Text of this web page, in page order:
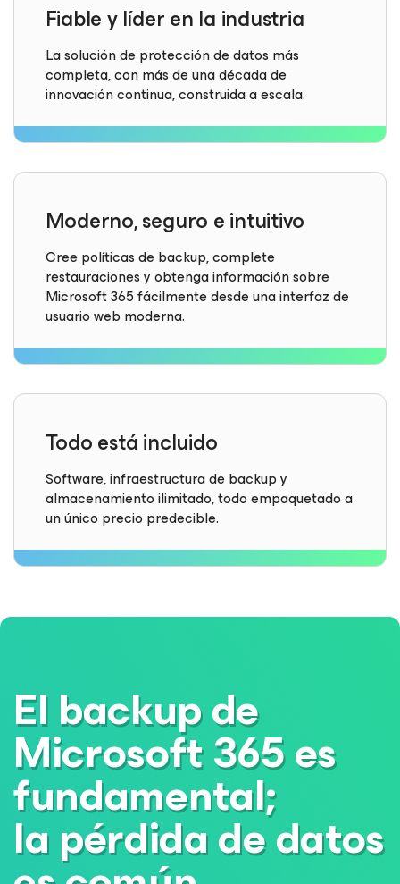
Fiable y líder en la industria
La solución de protección de datos más
completa, con más de una década de
innovación continua, construida a escala.
Moderno, seguro e intuitivo
Cree políticas de backup, complete
restauraciones y obtenga información sobre
Microsoft 365 fácilmente desde una interfaz de
usuario web moderna.
Todo está incluido
Software, infraestructura de backup y
almacenamiento ilimitado, todo empaquetado a
un único precio predecible.
El backup de
Microsoft 365 es
fundamental;
la pérdida de datos